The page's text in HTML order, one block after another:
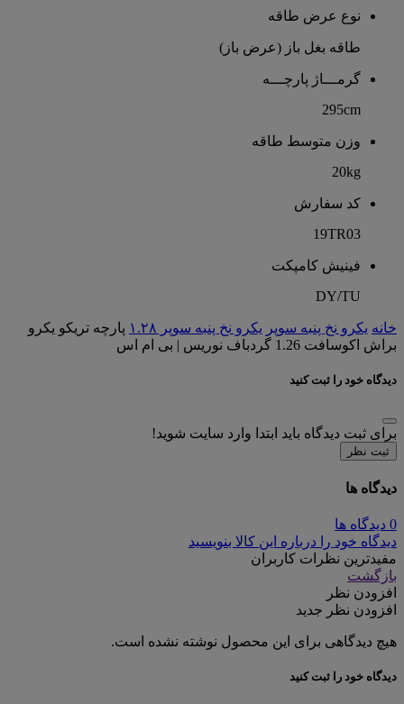
نوع عرض طاقه
طاقه بغل باز (عرض باز)
گرمـــاژ پارچـــه
295cm
وزن متوسط طاقه
20kg
کد سفارش
19TR03
فینیش کامپکت
DY/TU
خانه یکرو نخ پنبه سوپر یکرو نخ پنبه سوپر ۱.۲۸
پارچه تریکو یکرو
براش اکوسافت 1.26 گردباف نوریس | بی ام اس
دیدگاه خود را ثبت کنید
برای ثبت دیدگاه باید ابتدا وارد سایت شوید!
ثبت نظر
دیدگاه ها
0 دیدگاه ها
دیدگاه خود را درباره این کالا بنویسید
مفیدترین نظرات کاربران
بازگشت
افزودن نظر
افزودن نظر جدید
هیچ دیدگاهی برای این محصول نوشته نشده است.
دیدگاه خود را ثبت کنید